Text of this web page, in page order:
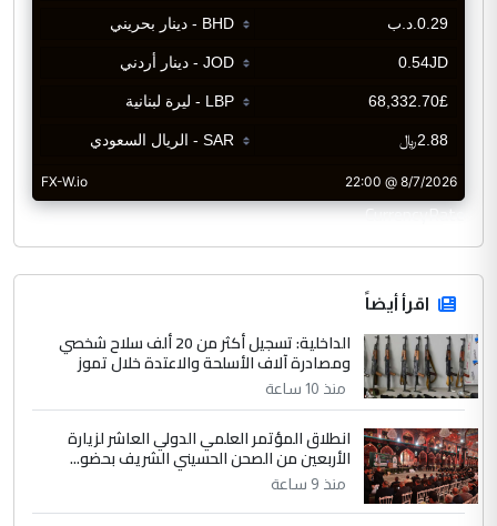
CurrencyRate
اقرأ أيضاً
الداخلية: تسجيل أكثر من 20 ألف سلاح شخصي
ومصادرة آلاف الأسلحة والاعتدة خلال تموز
منذ 10 ساعة
انطلاق المؤتمر العلمي الدولي العاشر لزيارة
الأربعين من الصحن الحسيني الشريف بحضو...
منذ 9 ساعة